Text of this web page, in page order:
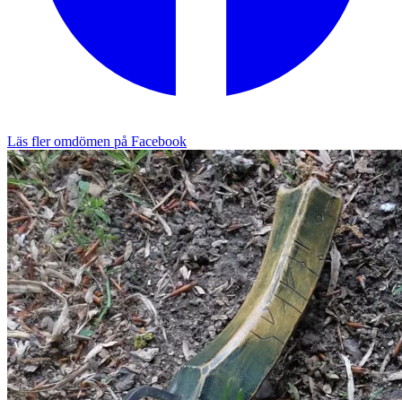
Läs fler omdömen på Facebook